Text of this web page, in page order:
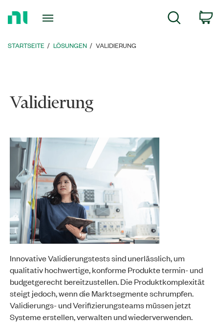
zur
Suche
STARTSEITE LÖSUNGEN VALIDIERUNG
Validierung
Innovative Validierungstests sind unerlässlich, um
qualitativ hochwertige, konforme Produkte termin- und
budgetgerecht bereitzustellen. Die Produktkomplexität
steigt jedoch, wenn die Marktsegmente schrumpfen.
Validierungs- und Verifizierungsteams müssen jetzt
Systeme erstellen, verwalten und wiederverwenden.